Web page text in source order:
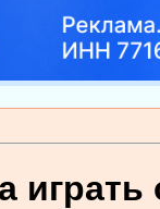
играть